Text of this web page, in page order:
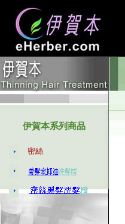
伊賀本系列商品
密絲